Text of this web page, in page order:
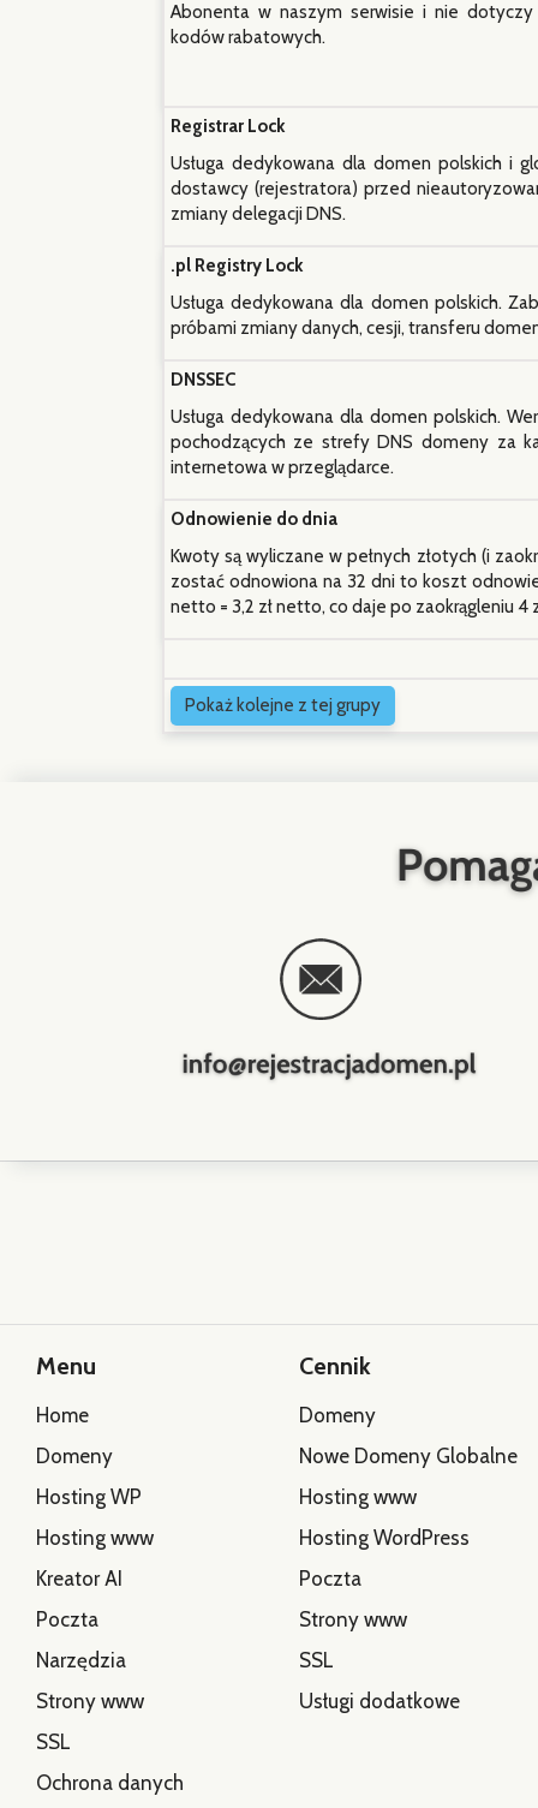
Pokaż kolejne z tej grupy
Abonenta w naszym serwisie i nie dotyczy
kodów rabatowych.
Registrar Lock
Usługa dedykowana dla domen polskich i
dostawcy (rejestratora) przed
zmiany delegacji DNS.
.pl Registry Lock
Usługa dedykowana dla domen polskich.
próbami zmiany danych, cesji, transferu
DNSSEC
Usługa dedykowana dla domen polskich.
pochodzących ze strefy DNS domeny za
internetowa w przeglądarce.
Odnowienie do dnia
Kwoty są wyliczane w pełnych złotych (i
zostać odnowiona na 32 dni to koszt
netto = 3,2 zł netto, co daje po zaokrągleniu 4
Menu
Home
Domeny
Hosting WP
Hosting www
Kreator AI
Poczta
Narzędzia
Strony www
SSL
Ochrona danych
Cennik
Domeny
Nowe Domeny Globalne
Hosting www
Hosting WordPress
Poczta
Strony www
SSL
Usługi dodatkowe